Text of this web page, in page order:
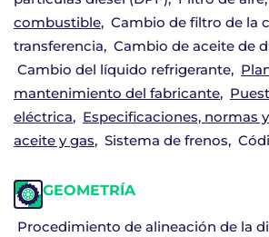
combustible Cambio de filtro de la
transferencia
Cambio de aceite de
Cambio del líquido refrigerante
mantenimiento del fabricante
eléctrica
Especificaciones, normas
aceite y gas
Sistema de frenos
GEOMETRÍA
Procedimiento de alineación de la